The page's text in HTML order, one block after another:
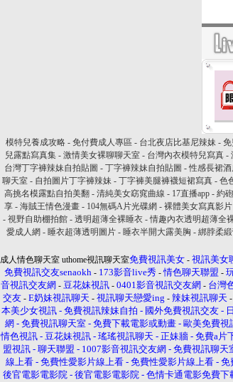
模特兒養成攻略- 免付費成人專區 - 台北夜店比基尼辣妹-
兒露點寫真集- 激情美女裸聊聊天室- 台灣內衣模特兒寫真-
台灣丁字褲辣妹自拍貼圖 - 丁字褲辣妹自拍貼圖 -性感長裙
聊天室 - 自拍圖片丁字褲辣妹 - 丁字褲美腿褲襪短裙寫真 - 色
高挑名模露點自拍美翻 - 清純美女窈窕曲線 - 17直播app- 約
享- 海賊王情色漫畫- 104無碼A片光碟網 - 裸體美女寫真影片
- 視野自助棚拍館- 透明超薄全裸睡衣-情趣內衣透明超薄全
愛成人網 - 睡衣超薄透明圖片- 睡衣半開大露美胸 - 綁脖柔
成人情色聊天室 uthome視訊聊天室免費視訊美女 - 視訊美女
免費視訊交友senaokh - 173影音live秀 -情色聊天聯盟 -
音視訊交友網 - 豆花妹視訊 - 0401影音視訊交友網 - 台灣
交友- E奶妹視訊聊天 - 視訊聊天戀愛ing - 辣妹視訊聊天 -
本美少女視訊 - 免費視訊辣妹自拍 - 國外免費視訊交友 -
網 - 免費視訊聊天室 - 免費下載電影或動畫- 歐美免費視
情色視訊 - 豆花妹視訊 - 瑤瑤視訊聊天 - 正妹牆 - 免費a片
盟視訊- 聊天聯盟 - 1007影音視訊交友網 - 免費視訊聊天
線上看- 免費性愛影片線上看- 免費性愛影片線上看- 免
後官電影電影院- 後官電影電影院- 色情卡通電影免費下